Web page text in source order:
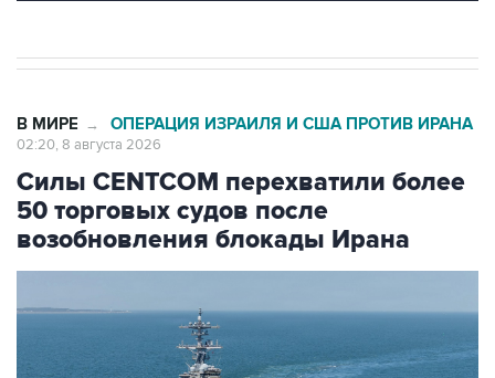
В МИРЕ → ОПЕРАЦИЯ ИЗРАИЛЯ И США ПРОТИВ ИРАНА
02:20, 8 августа 2026
Силы CENTCOM перехватили более
50 торговых судов после
возобновления блокады Ирана